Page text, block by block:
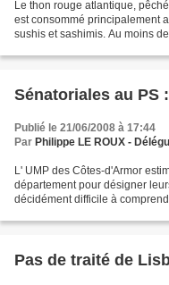
Le thon rouge atlantique,
est consommé principalement
sushis et sashimis. Au moins
Sénatoriales au PS
Publié le 21/06/2008 à 17:44
Par Philippe LE ROUX -
L' UMP des Côtes-d'Armor
département pour désigner
décidément difficile à
Pas de traité de